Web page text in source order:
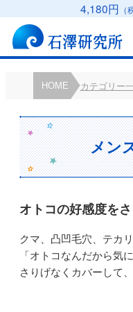
4,180円 （
HOME カテゴリー
メン
オトコの好感度を
クマ、凸凹毛穴、テカ
「オトコなんだから気
さりげなくカバーして